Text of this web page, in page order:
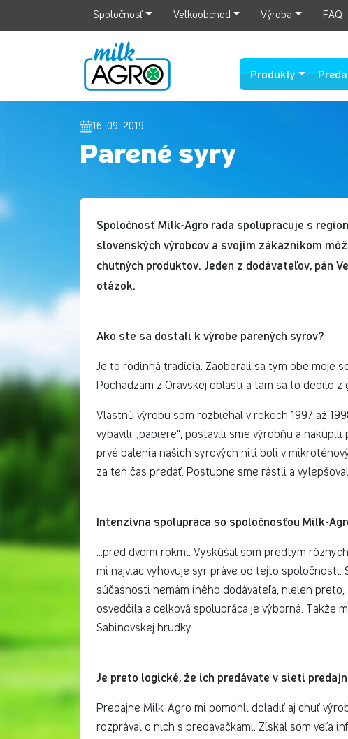
Spoločnosť Veľkoobchod Výroba FAQ
Produkty
16. 09. 2019
Parené syry
Spoločnosť Milk-Agro rada spolupracuje s
slovenských výrobcov a svojim zákazníkom
chutných produktov. Jeden z dodávateľov, pán
otázok.
Ako ste sa dostali k výrobe parených syrov?
Je to rodinná tradícia. Zaoberali sa tým obe moje
Pochádzam z Oravskej oblasti a tam sa to dedilo z
Vlastnú výrobu som rozbiehal v rokoch 1997 až
vybavili „papiere“, postavili sme výrobňu a
prvé balenia našich syrových nití boli v
za ten čas predať. Postupne sme rástli a
Intenzívna spolupráca so spoločnosťou Milk-
…pred dvomi rokmi. Vyskúšal som predtým
mi najviac vyhovuje syr práve od tejto spoločnosti.
súčasnosti nemám iného dodávateľa, nielen
osvedčila a celková spolupráca je výborná. Takže
Sabinovskej hrudky.
Je preto logické, že ich predávate v sieti
Predajne Milk-Agro mi pomohli doladiť aj chuť
rozprával o nich s predavačkami. Získal som veľa